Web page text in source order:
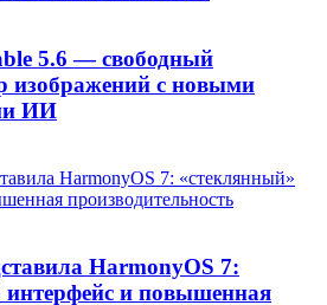
5.6 — свободный
изображений с новыми
ИИ
HarmonyOS 7:
интерфейс и повышенная